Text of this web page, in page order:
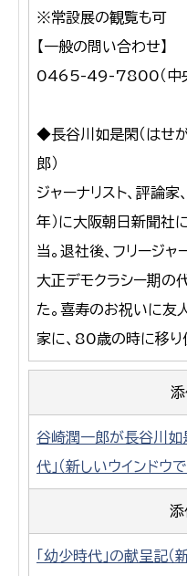
※常設展の観覧も可
【一般の問い合わせ】
0465-49-7800（中央
◆長谷川如是閑（はせ
郎）
ジャーナリスト、評論
年）に大阪朝日新聞社
当。退社後、フリージャ
大正デモクラシー期の
た。喜寿のお祝いに友
家に、80歳の時に移り
添
谷崎潤一郎が長谷川如
代」（新しいウインドウ
「幼少時代」の献呈記